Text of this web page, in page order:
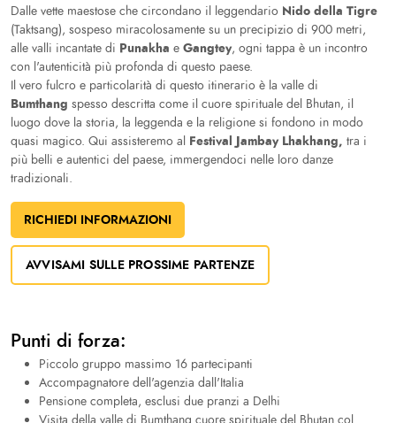
Dalle vette maestose che circondano il leggendario Nido della Tigre
(Taktsang), sospeso miracolosamente su un precipizio di 900 metri,
alle valli incantate di Punakha e Gangtey, ogni tappa è un incontro
con l'autenticità più profonda di questo paese.
Il vero fulcro e particolarità di questo itinerario è la valle di
Bumthang spesso descritta come il cuore spirituale del Bhutan, il
luogo dove la storia, la leggenda e la religione si fondono in modo
quasi magico. Qui assisteremo al Festival Jambay Lhakhang, tra i
più belli e autentici del paese, immergendoci nelle loro danze
tradizionali.
RICHIEDI INFORMAZIONI
AVVISAMI SULLE PROSSIME PARTENZE
Punti di forza:
Piccolo gruppo massimo 16 partecipanti
Accompagnatore dell'agenzia dall'Italia
Pensione completa, esclusi due pranzi a Delhi